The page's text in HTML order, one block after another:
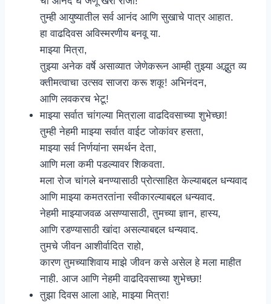
तुम्ही आयुष्यातील सर्व आनंद आणि सुखाचे पात्र आहात.
हा वाढदिवस अविस्मरणीय बनवू या.
माझ्या मित्रा,
तुझ्या अनेक वर्षे असाव्यात जेणेकरून आम्ही तुझ्या अद्भुत व्य
क्तीमत्वाचा उत्सव साजरा करू शकू! अभिनंदन,
आणि लवकरच भेटू!
माझ्या सर्वात चांगल्या मित्राला वाढदिवसाच्या शुभेच्छा!
तुम्ही नेहमी माझ्या सर्वात वाईट जोकांवर हसता,
माझ्या सर्व निर्णयांना समर्थन देता,
आणि मला कमी पडल्यावर शिकवता.
मला रोज चांगले बनण्यासाठी प्रोत्साहित केल्याबद्दल धन्यवाद
आणि माझ्या कमतरतांना स्वीकारल्याबद्दल धन्यवाद.
नेहमी माझ्याजवळ असण्यासाठी, तुमच्या ज्ञान, हास्य,
आणि रडण्यासाठी खांदा असल्याबद्दल धन्यवाद.
तुमचे जीवन आशीर्वादित राहो,
कारण तुमच्याशिवाय माझे जीवन कसे असेल हे मला माहीत
नाही. आज आणि नेहमी वाढदिवसाच्या शुभेच्छा!
तुझा दिवस आला आहे, माझ्या मित्रा!